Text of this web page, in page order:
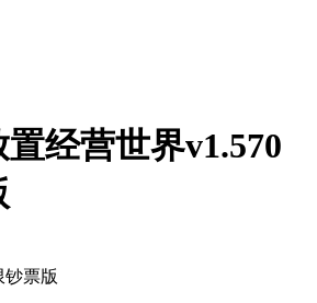
经营世界v1.570
钞票版